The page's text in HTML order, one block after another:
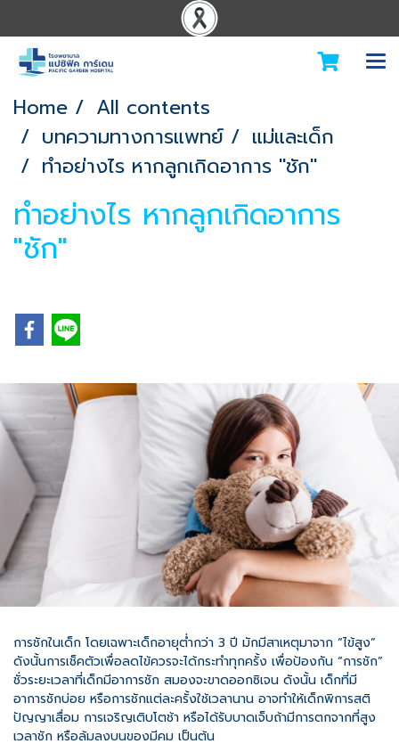
Home
All contents
บทความทางการแพทย์
แม่และเด็ก
ทำอย่างไร หากลูกเกิดอาการ "ชัก"
ทำอย่างไร หากลูกเกิดอาการ
"ชัก"
การชักในเด็ก โดยเฉพาะเด็กอายุตํ่ากว่า 3 ปี มักมีสาเหตุมาจาก “ไข้สูง”
ดังนั้นการเช็คตัวเพื่อลดไข้ควรจะได้กระทำทุกครั้ง เพื่อป้องกัน “การชัก”
ชั่วระยะเวลาที่เด็กมีอาการชัก สมองจะขาดออกซิเจน ดังนั้น เด็กที่มี
อาการชักบ่อย หรือการชักแต่ละครั้งใช้เวลานาน อาจทำให้เด็กพิการสติ
ปัญญาเสื่อม การเจริญเติบโตช้า หรือได้รับบาดเจ็บถ้ามีการตกจากที่สูง
เวลาชัก หรือล้มลงบนของมีคม เป็นต้น